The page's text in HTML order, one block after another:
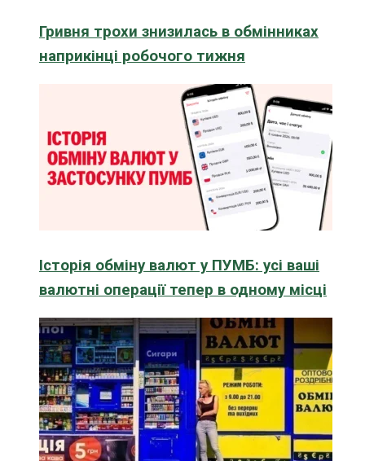
Гривня трохи знизилась в обмінниках
наприкінці робочого тижня
Історія обміну валют у ПУМБ: усі ваші
валютні операції тепер в одному місці